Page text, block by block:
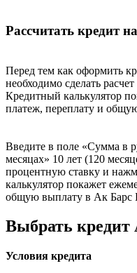
Рассчитать кредит
Перед тем как оформить
необходимо сделать
Кредитный калькулятор
платеж, переплату и
Введите в поле «Сумма в
месяцах» 10 лет (120
процентную ставку и
калькулятор покажет
общую выплату в Ак Барс
Выбрать
Условия кредита